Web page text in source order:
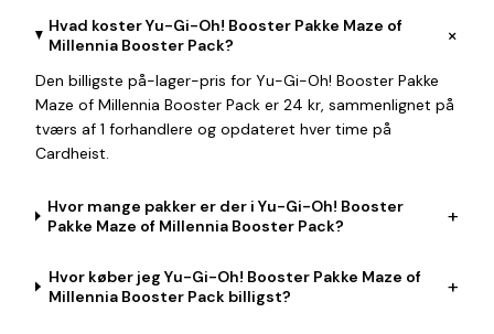
Hvad koster Yu-Gi-Oh! Booster Pakke Maze of
Millennia Booster Pack?
+
Den billigste på-lager-pris for Yu-Gi-Oh! Booster Pakke
Maze of Millennia Booster Pack er 24 kr, sammenlignet på
tværs af 1 forhandlere og opdateret hver time på
Cardheist.
Hvor mange pakker er der i Yu-Gi-Oh! Booster
Pakke Maze of Millennia Booster Pack?
+
Hvor køber jeg Yu-Gi-Oh! Booster Pakke Maze of
Millennia Booster Pack billigst?
+